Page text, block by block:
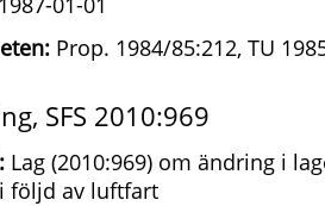
Prop. 1984/85:212, TU
SFS 2010:969
Lag (2010:969) om ändring i
följd av luftfart